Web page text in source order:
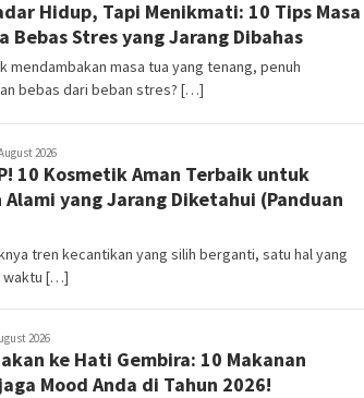
Hidup, Tapi Menikmati: 10 Tips Masa
Bebas Stres yang Jarang Dibahas
mendambakan masa tua yang tenang, penuh
bebas dari beban stres? […]
2026
10 Kosmetik Aman Terbaik untuk
yang Jarang Diketahui (Panduan
tren kecantikan yang silih berganti, satu hal yang
waktu […]
2026
ke Hati Gembira: 10 Makanan
Mood Anda di Tahun 2026!